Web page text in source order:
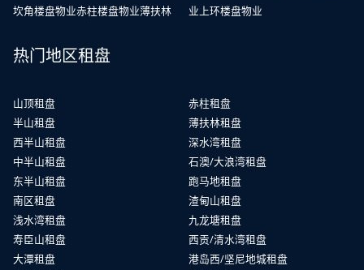
坎角楼盘物业赤柱楼盘物业薄扶林
业 上环楼盘物业
热门地区租盘
山顶租盘
半山租盘
西半山租盘
中半山租盘
东半山租盘
南区租盘
浅水湾租盘
寿臣山租盘
大潭租盘
赤柱租盘
薄扶林租盘
深水湾租盘
石澳/大浪湾租盘
跑马地租盘
渣甸山租盘
九龙塘租盘
西贡/清水湾租盘
港岛西/坚尼地城租盘